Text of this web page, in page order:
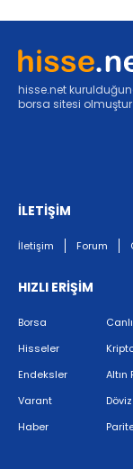
hisse.net
borsa sitesi
İLETİŞİM
İletişim Forum
HIZLI ERİŞİM
Borsa
Hisseler
Endeksler
Varant
Haber
Altın